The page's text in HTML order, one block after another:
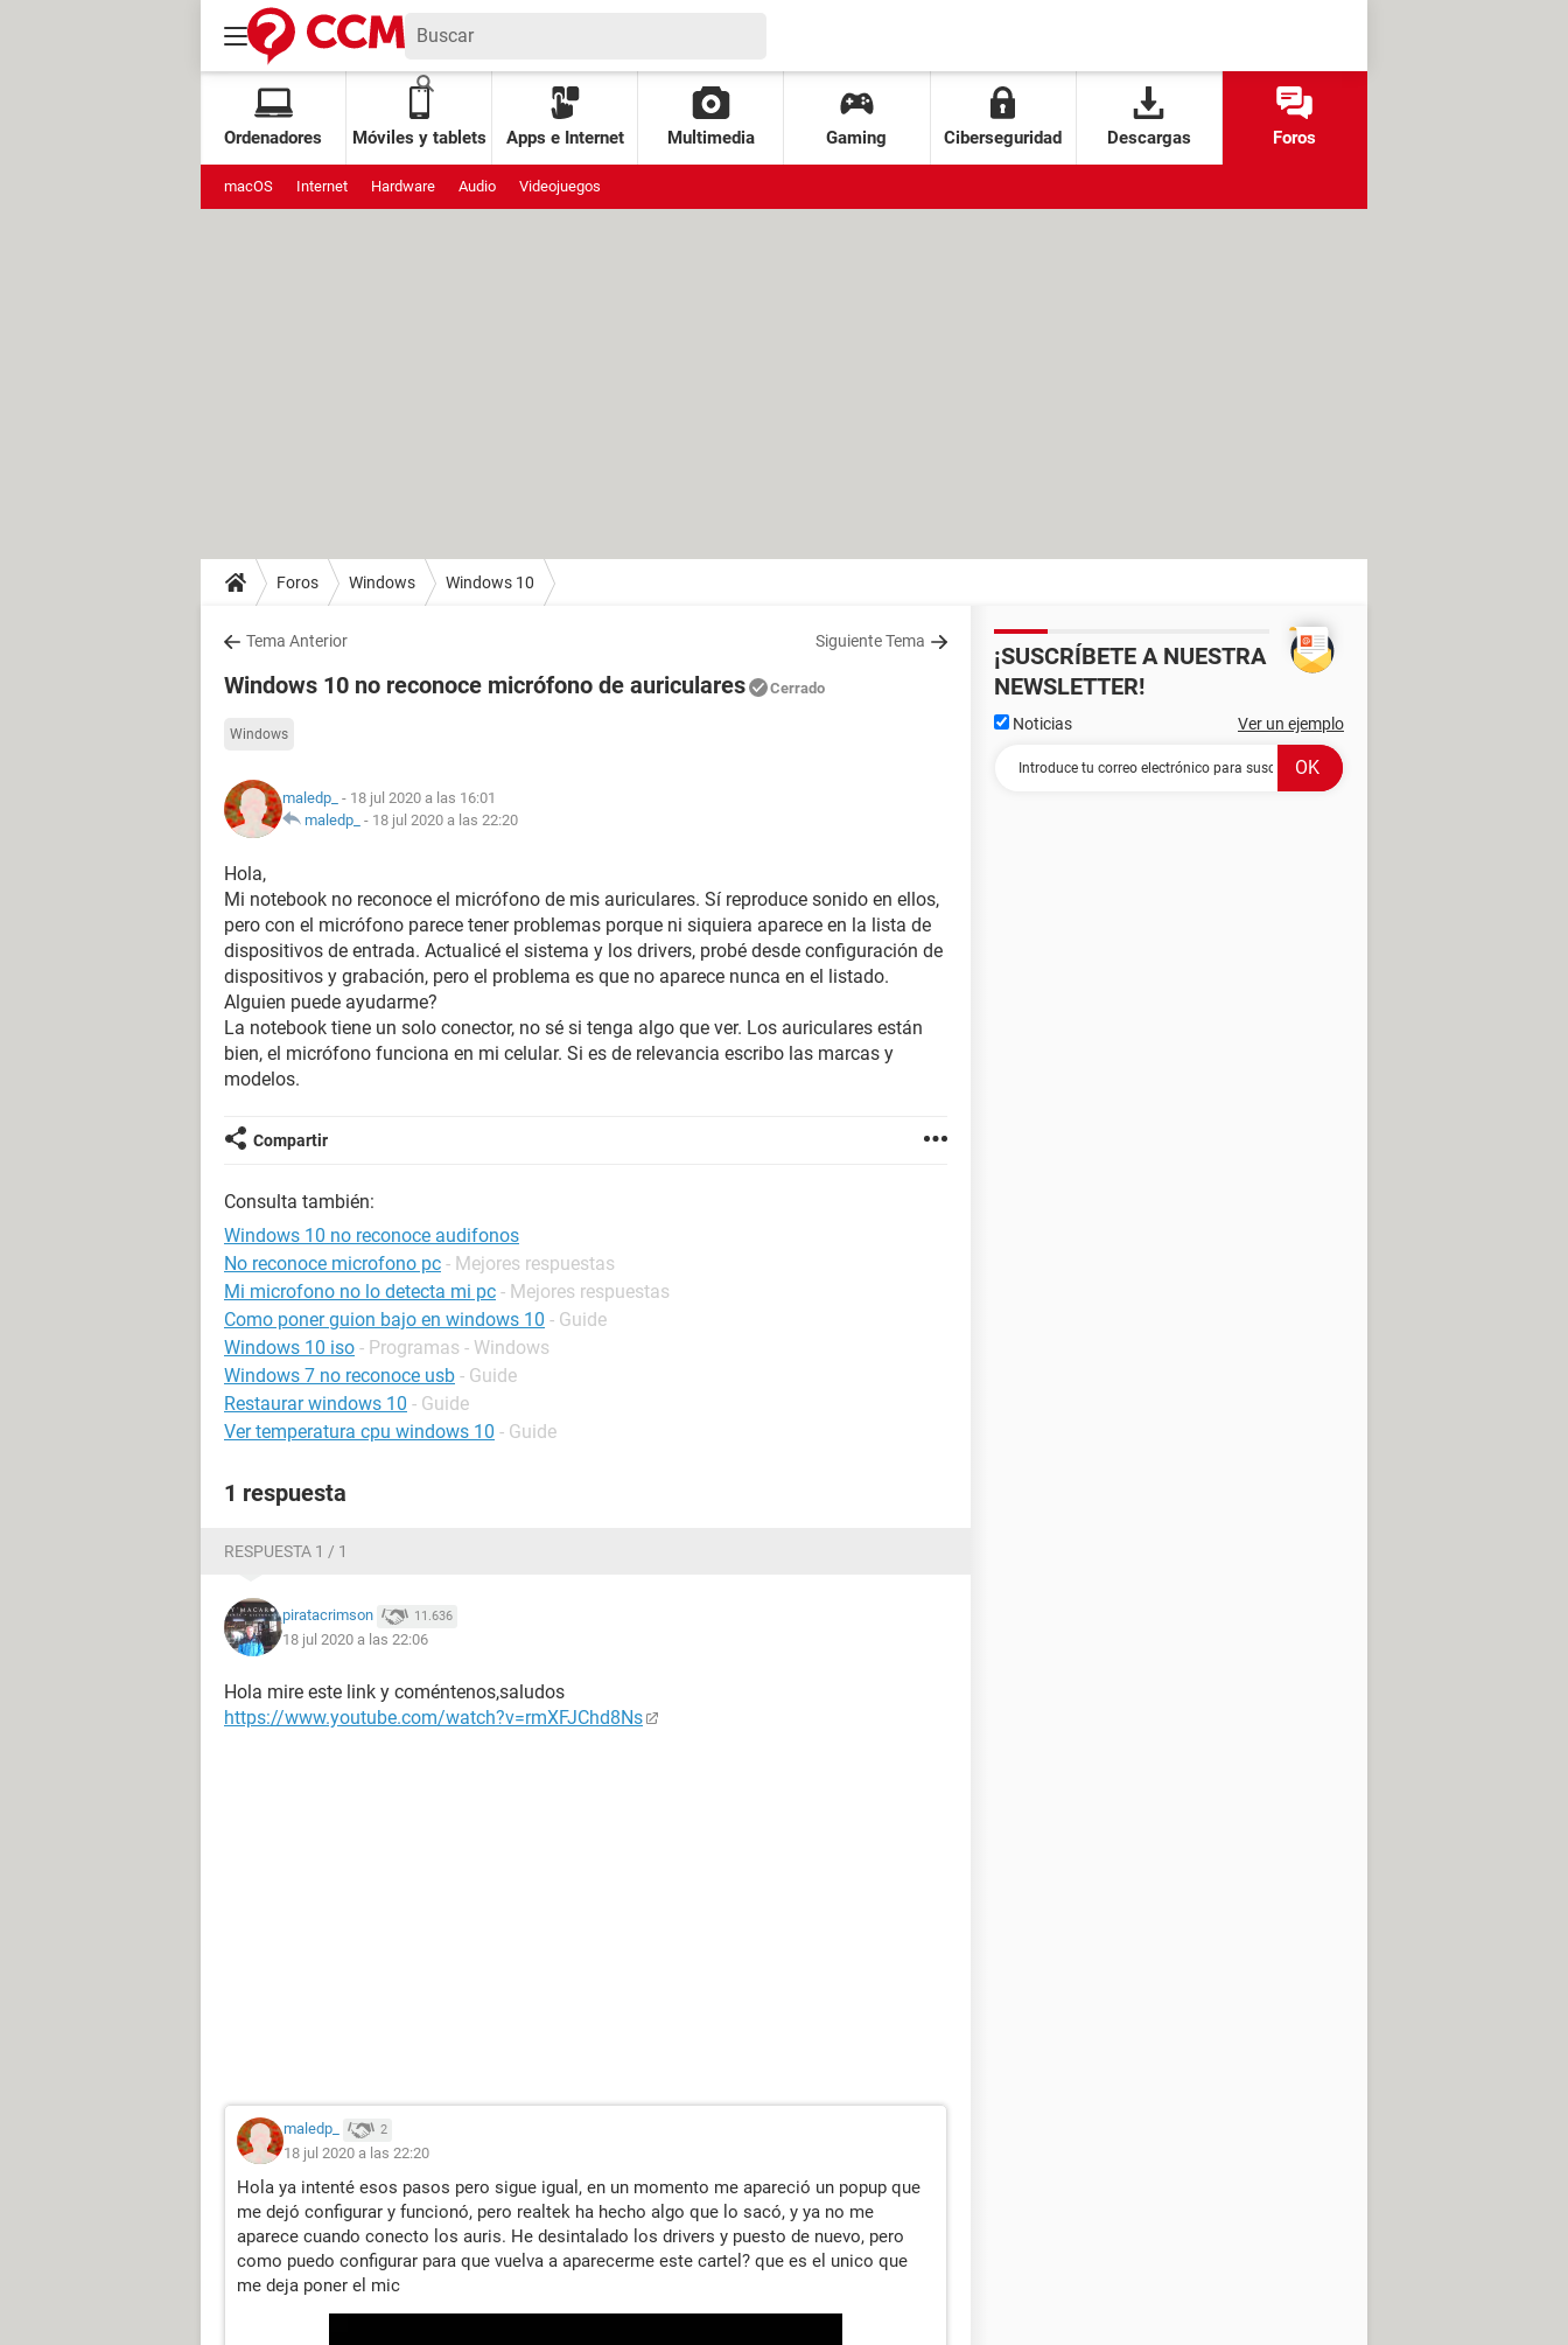
Ordenadores Móviles y tablets Apps e Internet Multimedia Gaming Ciberseguridad Descargas Foros
macOS Internet Hardware Audio Videojuegos
Foros Windows Windows 10
Tema Anterior Siguiente Tema
Windows 10 no reconoce micrófono de auriculares Cerrado
Windows
maledp_ - 18 jul 2020 a las 16:01
maledp_ - 18 jul 2020 a las 22:20
Hola,
Mi notebook no reconoce el micrófono de mis auriculares. Sí reproduce sonido en ellos,
pero con el micrófono parece tener problemas porque ni siquiera aparece en la lista de
dispositivos de entrada. Actualicé el sistema y los drivers, probé desde configuración de
dispositivos y grabación, pero el problema es que no aparece nunca en el listado.
Alguien puede ayudarme?
La notebook tiene un solo conector, no sé si tenga algo que ver. Los auriculares están
bien, el micrófono funciona en mi celular. Si es de relevancia escribo las marcas y
modelos.
Compartir
Consulta también:
Windows 10 no reconoce audifonos
No reconoce microfono pc - Mejores respuestas
Mi microfono no lo detecta mi pc - Mejores respuestas
Como poner guion bajo en windows 10 - Guide
Windows 10 iso - Programas - Windows
Windows 7 no reconoce usb - Guide
Restaurar windows 10 - Guide
Ver temperatura cpu windows 10 - Guide
1 respuesta
RESPUESTA 1 / 1
piratacrimson 11.636
18 jul 2020 a las 22:06
Hola mire este link y coméntenos,saludos
https://www.youtube.com/watch?v=rmXFJChd8Ns
maledp_ 2
18 jul 2020 a las 22:20
Hola ya intenté esos pasos pero sigue igual, en un momento me apareció un popup que
me dejó configurar y funcionó, pero realtek ha hecho algo que lo sacó, y ya no me
aparece cuando conecto los auris. He desintalado los drivers y puesto de nuevo, pero
como puedo configurar para que vuelva a aparecerme este cartel? que es el unico que
me deja poner el mic
¡SUSCRÍBETE A NUESTRA
NEWSLETTER!
Noticias Ver un ejemplo